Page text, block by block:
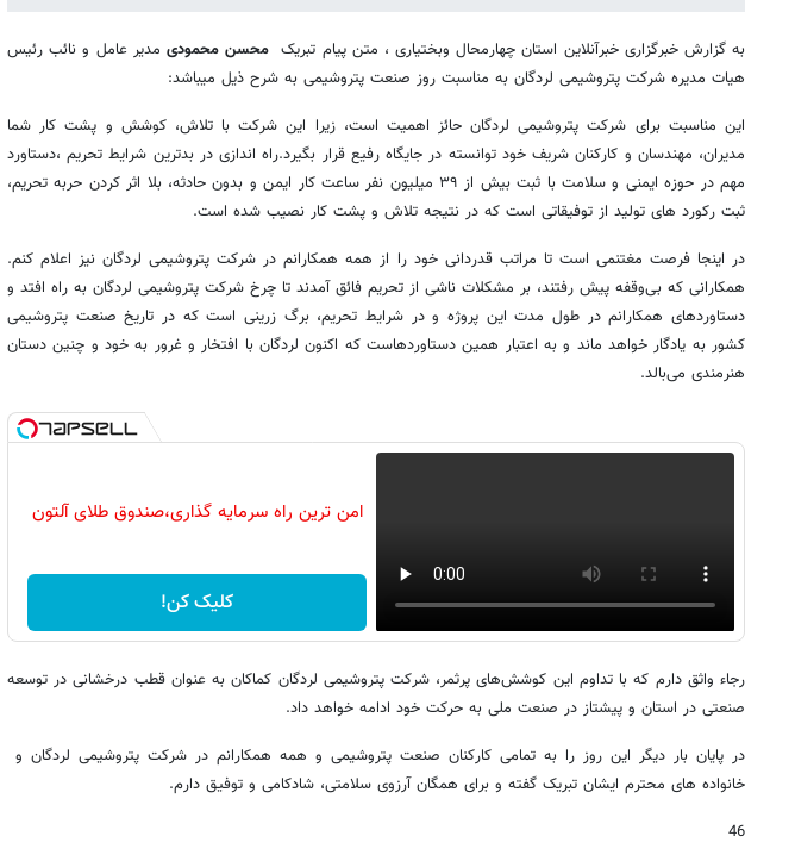
به گزارش خبرگزاری خبرآنلاین استان چهارمحال وبختیاری ، متن پیام تبریک محسن محمودی مدیر عامل و نائب رئیس
هیات مدیره شرکت پتروشیمی لردگان به مناسبت روز صنعت پتروشیمی به شرح ذیل میباشد:
این مناسبت برای شرکت پتروشیمی لردگان حائز اهمیت است، زیرا این شرکت با تلاش، کوشش و پشت کار شما
مدیران، مهندسان و کارکنان شریف خود توانسته در جایگاه رفیع قرار بگیرد.راه اندازی در بدترین شرایط تحریم ،دستاورد
مهم در حوزه ایمنی و سلامت با ثبت بیش از ۳۹ میلیون نفر ساعت کار ایمن و بدون حادثه، بلا اثر کردن حربه تحریم،
ثبت رکورد های تولید از توفیقاتی است که در نتیجه تلاش و پشت کار نصیب شده است.
در اینجا فرصت مغتنمی است تا مراتب قدردانی خود را از همه همکارانم در شرکت پتروشیمی لردگان نیز اعلام کنم.
همکارانی که بی‌وقفه پیش رفتند، بر مشکلات ناشی از تحریم فائق آمدند تا چرخ شرکت پتروشیمی لردگان به راه افتد و
دستاوردهای همکارانم در طول مدت این پروژه و در شرایط تحریم، برگ زرینی است که در تاریخ صنعت پتروشیمی
کشور به یادگار خواهد ماند و به اعتبار همین دستاوردهاست که اکنون لردگان با افتخار و غرور به خود و چنین دستان
هنرمندی می‌بالد.
امن ترین راه سرمایه گذاری،صندوق طلای آلتون
کلیک کن!
رجاء واثق دارم که با تداوم این کوشش‌های پرثمر، شرکت پتروشیمی لردگان کماکان به عنوان قطب درخشانی در توسعه
صنعتی در استان و پیشتاز در صنعت ملی به حرکت خود ادامه خواهد داد.
در پایان بار دیگر این روز را به تمامی کارکنان صنعت پتروشیمی و همه همکارانم در شرکت پتروشیمی لردگان و
خانواده های محترم ایشان تبریک گفته و برای همگان آرزوی سلامتی، شادکامی و توفیق دارم.
46